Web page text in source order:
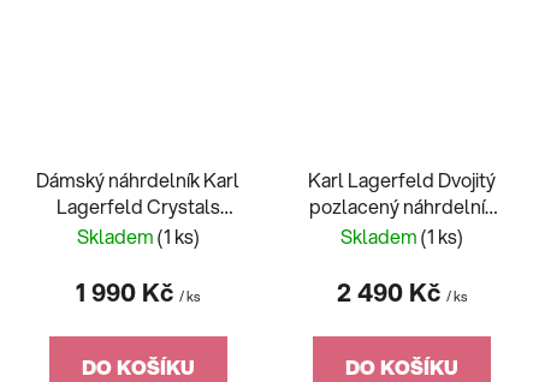
Dámský náhrdelník Karl
Lagerfeld Crystals
KLAYC14
Skladem(1 ks)
1 990 Kč / ks
DO KOŠÍKU
Karl Lagerfeld Dvojitý
pozlacený náhrdelník
pro ženy Crystals
Skladem(1 ks)
2 490 Kč / ks
DO KOŠÍKU